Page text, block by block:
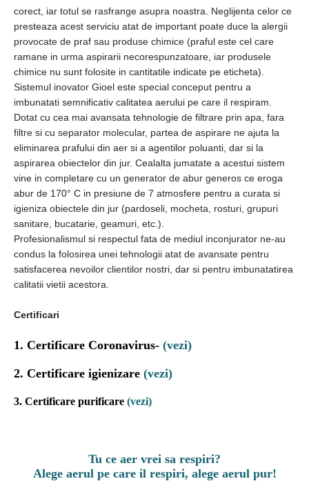
corect, iar totul se rasfrange asupra noastra. Neglijenta celor ce
presteaza acest serviciu atat de important poate duce la alergii
provocate de praf sau produse chimice (praful este cel care
ramane in urma aspirarii necorespunzatoare, iar produsele
chimice nu sunt folosite in cantitatile indicate pe eticheta).
Sistemul inovator Gioel este special conceput pentru a
imbunatati semnificativ calitatea aerului pe care il respiram.
Dotat cu cea mai avansata tehnologie de filtrare prin apa, fara
filtre si cu separator molecular, partea de aspirare ne ajuta la
eliminarea prafului din aer si a agentilor poluanti, dar si la
aspirarea obiectelor din jur. Cealalta jumatate a acestui sistem
vine in completare cu un generator de abur generos ce eroga
abur de 170° C in presiune de 7 atmosfere pentru a curata si
igieniza obiectele din jur (pardoseli, mocheta, rosturi, grupuri
sanitare, bucatarie, geamuri, etc.).
Profesionalismul si respectul fata de mediul inconjurator ne-au
condus la folosirea unei tehnologii atat de avansate pentru
satisfacerea nevoilor clientilor nostri, dar si pentru imbunatatirea
calitatii vietii acestora.
Certificari
1. Certificare Coronavirus- (vezi)
2. Certificare igienizare (vezi)
3. Certificare purificare (vezi)
Tu ce aer vrei sa respiri?
Alege aerul pe care il respiri, alege aerul pur!